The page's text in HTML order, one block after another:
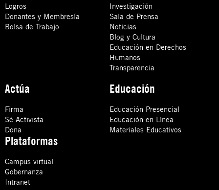
Logros
Donantes y Membresía
Bolsa de Trabajo
Investigación
Sala de Prensa
Noticias
Blog y Cultura
Educación en Derechos
Humanos
Transparencia
Actúa
Firma
Sé Activista
Dona
Educación
Educación Presencial
Educación en Línea
Materiales Educativos
Plataformas
Campus virtual
Gobernanza
Intranet